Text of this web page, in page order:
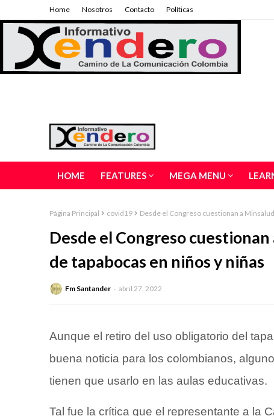
Home Nosotros Contacto Políticas
HOME FEATURES MEGA MENU
Página Principal covid19 Desde el Congreso cuestionan a
Desde el Congreso
de tapabocas en niños y niñas
Fm Santander abril 27, 2022
Aunque el retiro del uso obligatorio del
buena noticia para los colombianos,
tienen que usarlo en las aulas educativas.
Tal fue la crítica que el representante a la